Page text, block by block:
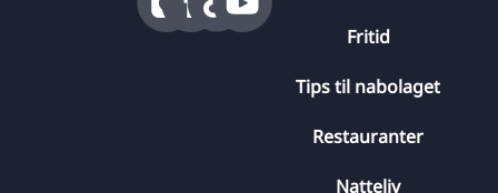
Fritid
Tips til nabolaget
Restauranter
Natteliv